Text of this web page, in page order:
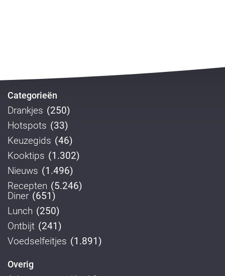
Categorieën
Drankjes (250)
Hotspots (33)
Keuzegids (46)
Kooktips (1.302)
Nieuws (1.496)
Recepten (5.246)
Diner (651)
Lunch (250)
Ontbijt (241)
Voedselfeitjes (1.891)
Overig